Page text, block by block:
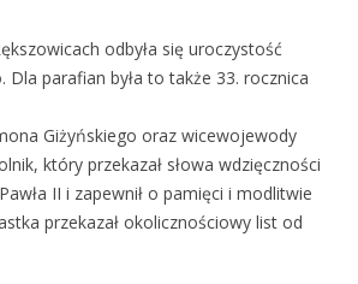
odbyła się uroczystość
Dla parafian była to także 33. rocznica
Giżyńskiego oraz wicewojewody
który przekazał słowa wdzięczności
II i zapewnił o pamięci i modlitwie
przekazał okolicznościowy list od